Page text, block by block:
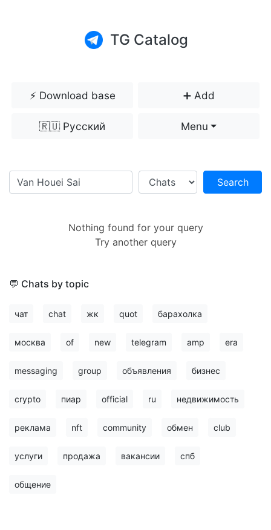
TG Catalog
⚡️ Download base ➕ Add
🇷🇺 Русский Menu
Search
Nothing found for your query
Try another query
💬 Chats by topic
чат chat жк quot барахолка
москва of new telegram amp era
messaging group объявления бизнес
crypto пиар official ru недвижимость
реклама nft community обмен club
услуги продажа вакансии спб
общение